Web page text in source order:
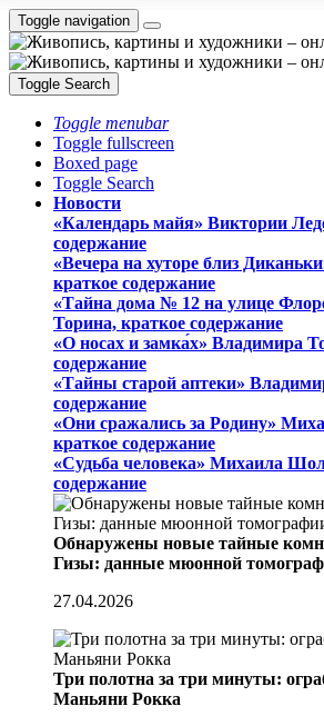
Toggle navigation
Toggle Search
Toggle menubar
Toggle fullscreen
Boxed page
Toggle Search
Новости
«Календарь майя» Виктории
содержание
«Вечера на хуторе близ
краткое содержание
«Тайна дома № 12 на улице
Торина, краткое содержание
«О носах и замка́х» Владимира
содержание
«Тайны старой аптеки»
содержание
«Они сражались за Родину»
краткое содержание
«Судьба человека» Михаила
содержание
Обнаружены новые тайные
Гизы: данные мюонной
27.04.2026
Три полотна за три минуты:
Маньяни Рокка